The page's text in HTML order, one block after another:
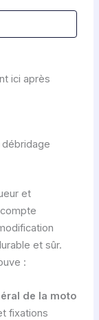
ici après
et
et sûr.
:
de la moto
fixations